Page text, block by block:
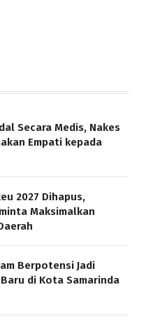
Secara Medis, Nakes
Empati kepada
2027 Dihapus,
Maksimalkan
Berpotensi Jadi
di Kota Samarinda